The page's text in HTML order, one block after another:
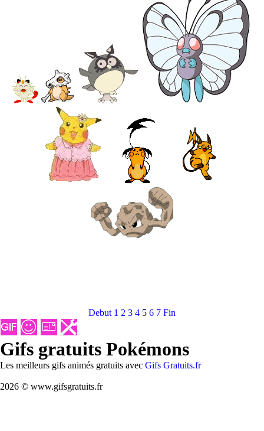
Debut 1 2 3 4 5 6 7 Fin
Gifs gratuits Pokémons
Les meilleurs gifs animés gratuits avec Gifs Gratuits.fr
2026 © www.gifsgratuits.fr